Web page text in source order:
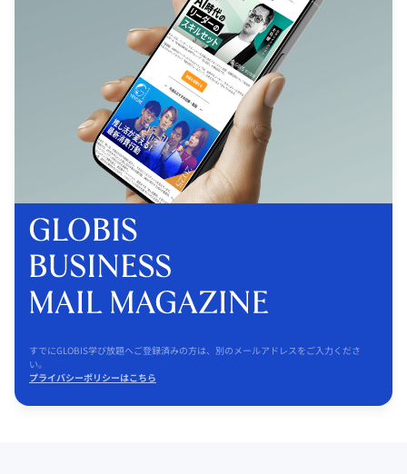
すでにGLOBIS学び放題へご登録済みの方は、別のメールアドレスをご入力くださ
い。
プライバシーポリシーはこちら